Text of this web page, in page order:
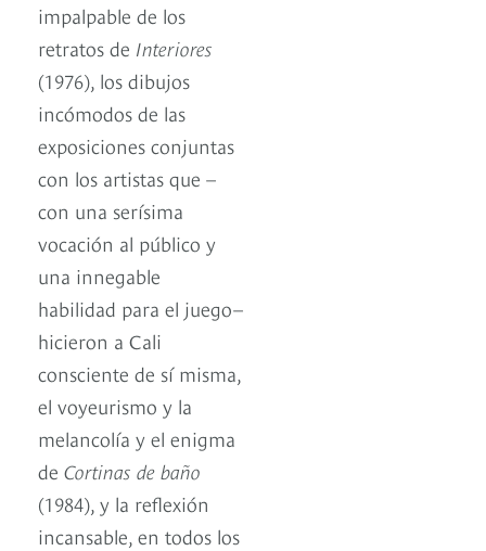
impalpable de los
retratos de Interiores
(1976), los dibujos
incómodos de las
exposiciones conjuntas
con los artistas que –
con una serísima
vocación al público y
una innegable
habilidad para el juego–
hicieron a Cali
consciente de sí misma,
el voyeurismo y la
melancolía y el enigma
de Cortinas de baño
(1984), y la reflexión
incansable, en todos los